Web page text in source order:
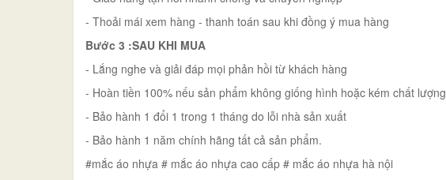
- Thoải mái xem hàng - thanh toán sau khi đồng ý mua hàng
Bước 3 :SAU KHI MUA
- Lắng nghe và giải đáp mọi phản hồi từ khách hàng
- Hoàn tiền 100% nếu sản phẩm không giống hình hoặc kém chất lượng
- Bảo hành 1 đổi 1 trong 1 tháng do lỗi nhà sản xuất
- Bảo hành 1 năm chính hãng tất cả sản phẩm.
#mắc áo nhựa # mắc áo nhựa cao cấp # mắc áo nhựa hà nội